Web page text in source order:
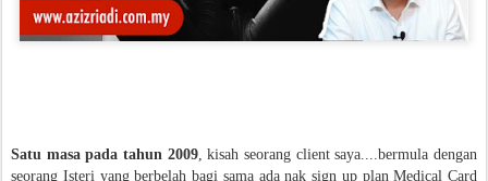
Satu masa pada tahun 2009, kisah seorang client saya....bermula dengan
seorang Isteri yang berbelah bagi sama ada nak sign up plan Medical Card